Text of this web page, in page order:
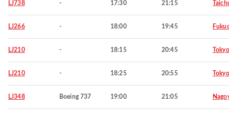
LJ738 - 17:30 21:15
LJ266 - 18:00 19:45
LJ210 - 18:15 20:45 Tokyo
LJ210 - 18:25 20:55 Tokyo
LJ348 Boeing 737 19:00 21:05